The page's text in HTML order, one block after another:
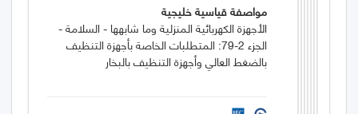
مواصفة قياسية خليجية
الأجهزة الكهربائية المنزلية وما شابهها - السلامة -
الجزء 2-79: المتطلبات الخاصة بأجهزة التنظيف
بالضغط العالي وأجهزة التنظيف بالبخار